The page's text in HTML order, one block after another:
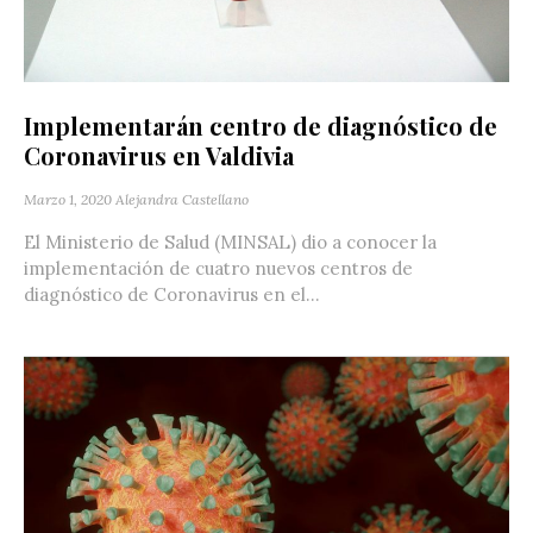
Implementarán centro de diagnóstico de
Coronavirus en Valdivia
Marzo 1, 2020 Alejandra Castellano
El Ministerio de Salud (MINSAL) dio a conocer la
implementación de cuatro nuevos centros de
diagnóstico de Coronavirus en el...